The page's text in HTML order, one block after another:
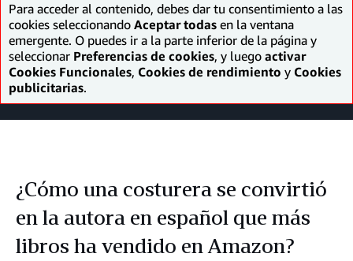
Para acceder al contenido, debes dar tu consentimiento a las
cookies seleccionando Aceptar todas en la ventana
emergente. O puedes ir a la parte inferior de la página y
seleccionar Preferencias de cookies, y luego activar
Cookies Funcionales, Cookies de rendimiento y Cookies
publicitarias.
¿Cómo una costurera se convirtió
en la autora en español que más
libros ha vendido en Amazon?